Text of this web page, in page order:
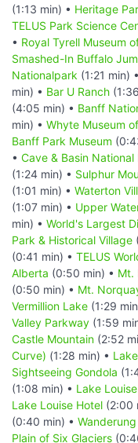
(1:13 min) • Heritage
TELUS Park Science
• Royal Tyrell Museum
Smashed-In Buffalo
Nationalpark (1:21 min) •
min) • Bar U Ranch
(4:05 min) • Banff
min) • Whyte Museum
Banff Park Museum
• Cave & Basin
(1:24 min) • Sulphur
(1:01 min) • Waterton
(1:07 min) • Upper
min) • World's Largest
Park & Historical Village
(0:41 min) • TELUS
Alberta (0:50 min) • Mt.
(0:50 min) • Mt.
Vermillion Lake (1:29
Valley Parkway (1:59
Castle Mountain (2:52
Curve) (1:28 min) •
Sightseeing Gondola
(1:08 min) • Lake
Lake Louise Hotel (2:00
(0:40 min) •
Plain of Six Glaciers